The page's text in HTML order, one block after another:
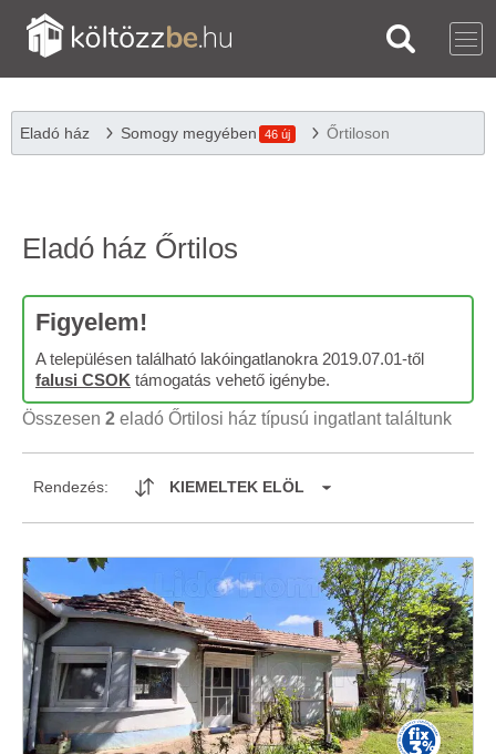
Eladó ház Somogy megyében 46 új Őrtiloson
Eladó ház Őrtilos
Figyelem!
A településen található lakóingatlanokra 2019.07.01-től
falusi CSOK támogatás vehető igénybe.
Összesen 2 eladó Őrtilosi ház típusú ingatlant találtunk
Rendezés: KIEMELTEK ELÖL